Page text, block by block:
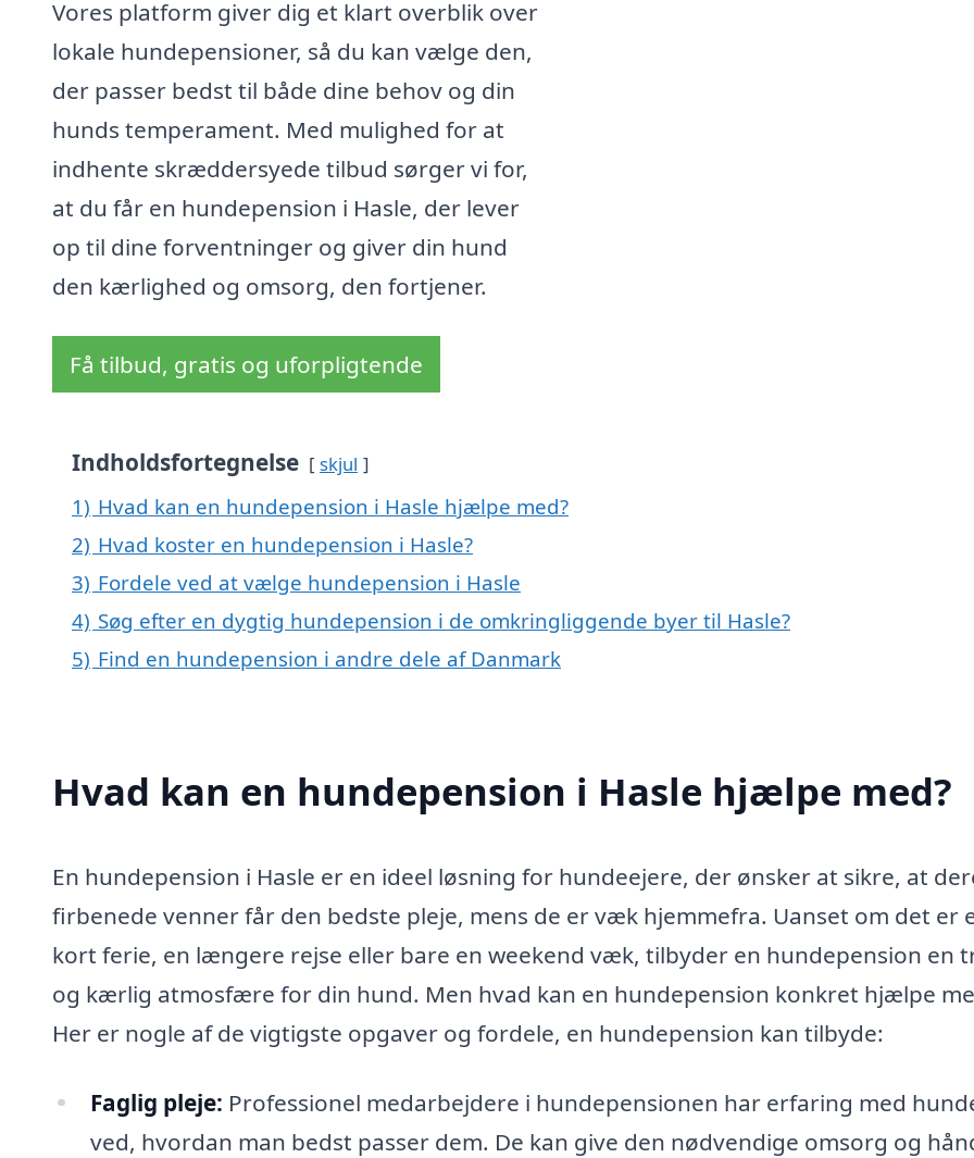
Vores platform giver dig et klart overblik over
lokale hundepensioner, så du kan vælge den,
der passer bedst til både dine behov og din
hunds temperament. Med mulighed for at
indhente skræddersyede tilbud sørger vi for,
at du får en hundepension i Hasle, der lever
op til dine forventninger og giver din hund
den kærlighed og omsorg, den fortjener.
Få tilbud, gratis og uforpligtende
Indholdsfortegnelse skjul
1) Hvad kan en hundepension i Hasle hjælpe med?
2) Hvad koster en hundepension i Hasle?
3) Fordele ved at vælge hundepension i Hasle
4) Søg efter en dygtig hundepension i de omkringliggende byer til Hasle?
5) Find en hundepension i andre dele af Danmark
Hvad kan en hundepension i Hasle hjælpe med?
En hundepension i Hasle er en ideel løsning for hundeejere, der ønsker at sikre, at
firbenede venner får den bedste pleje, mens de er væk hjemmefra. Uanset om det er
kort ferie, en længere rejse eller bare en weekend væk, tilbyder en hundepension en
og kærlig atmosfære for din hund. Men hvad kan en hundepension konkret hjælpe
Her er nogle af de vigtigste opgaver og fordele, en hundepension kan tilbyde:
Faglig pleje: Professionel medarbejdere i hundepensionen har erfaring med
ved, hvordan man bedst passer dem. De kan give den nødvendige omsorg og